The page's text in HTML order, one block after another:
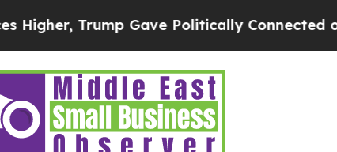
Gave Politically Connected oil